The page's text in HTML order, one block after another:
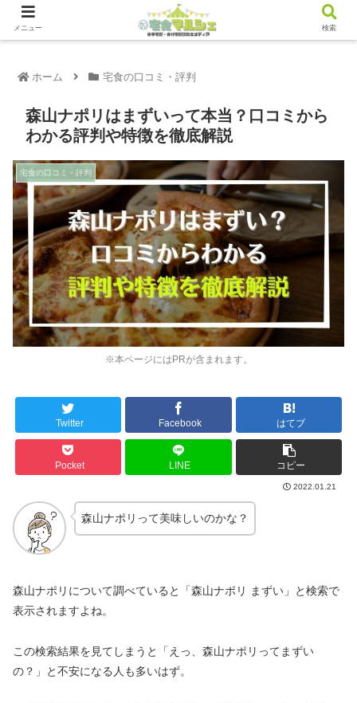
ホーム 宅食の口コミ・評判
森山ナポリはまずいって本当？口コミから
わかる評判や特徴を徹底解説
※本ページにはPRが含まれます。
宅食の口コミ・評判
Twitter Facebook はてブ
Pocket LINE コピー
2022.01.21
森山ナポリって美味しいのかな？
森山ナポリについて調べていると「森山ナポリ まずい」と検索で
表示されますよね。
この検索結果を見てしまうと「えっ、森山ナポリってまずい
の？」と不安になる人も多いはず。
メニュー 検索